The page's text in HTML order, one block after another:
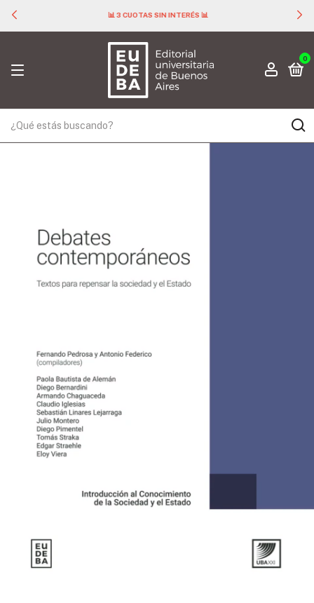
📊 3 CUOTAS SIN INTERÉS 📊
0